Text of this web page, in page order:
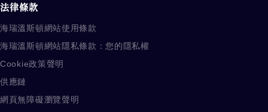
法律條款
海瑞溫斯頓網站使用條款
海瑞溫斯頓網站隱私條款：您的隱私權
Cookie政策聲明
供應鏈
網頁無障礙瀏覽聲明